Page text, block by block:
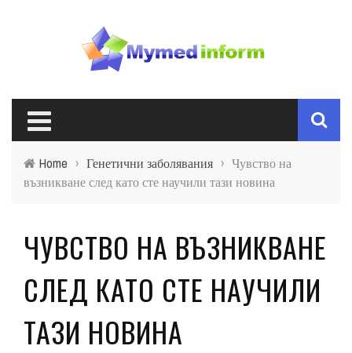
Home › Генетични заболявания › Чувство на
възникване след като сте научили тази новина
ЧУВСТВО НА ВЪЗНИКВАНЕ
СЛЕД КАТО СТЕ НАУЧИЛИ
ТАЗИ НОВИНА